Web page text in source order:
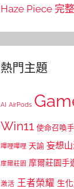
Haze Piece 完
熱門主題
AI AirPods
Win11 使命召喚
嗶哩嗶哩 天諭 妄想
摩爾莊園 摩爾莊園手
激活 王者榮耀 生